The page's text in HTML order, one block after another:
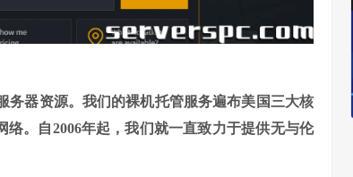
务器资源。我们的裸机托管服务遍布美国三大核
。自2006年起，我们就一直致力于提供无与伦